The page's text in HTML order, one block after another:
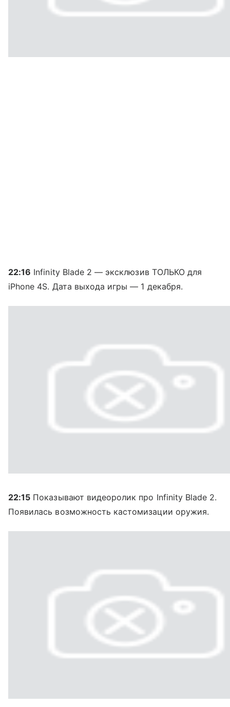
22:16 Infinity Blade 2 — эксклюзив ТОЛЬКО для
iPhone 4S. Дата выхода игры — 1 декабря.
22:15 Показывают видеоролик про Infinity Blade 2.
Появилась возможность кастомизации оружия.